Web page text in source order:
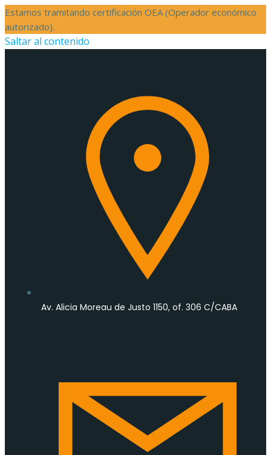
Estamos tramitando certificación OEA (Operador económico
autorizado).
Saltar al contenido
Av. Alicia Moreau de Justo 1150, of. 306 C/CABA